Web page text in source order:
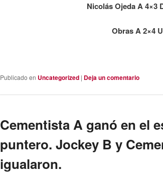
Nicolás Ojeda A 4×3
Obras A 2×4
Publicado en Uncategorized | Deja un comentario
Cementista A ganó en el
puntero. Jockey B y
igualaron.